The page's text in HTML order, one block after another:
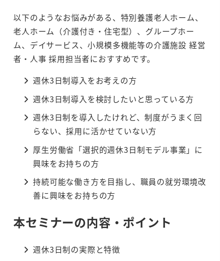
以下のようなお悩みがある、特別養護老人ホーム、
老人ホーム（介護付き・住宅型）、グループホー
ム、デイサービス、小規模多機能等の介護施設 経営
者・人事 採用担当者におすすめです。
週休3日制導入をお考えの方
週休3日制導入を検討したいと思っている方
週休3日制を導入したけれど、制度がうまく回
らない、採用に活かせていない方
厚生労働省「選択的週休3日制モデル事業」に
興味をお持ちの方
持続可能な働き方を目指し、職員の就労環境改
善に興味をお持ちの方
本セミナーの内容・ポイント
週休3日制の実際と特徴